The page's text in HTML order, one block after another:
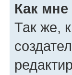
Как
Так же,